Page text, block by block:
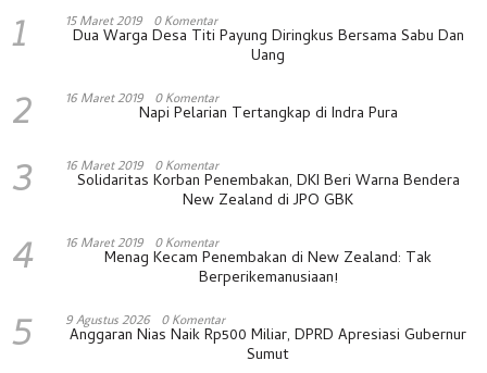
1 15 Maret 2019 0 Komentar
Dua Warga Desa Titi Payung Diringkus Bersama Sabu Dan
Uang
2 16 Maret 2019 0 Komentar
Napi Pelarian Tertangkap di Indra Pura
3 16 Maret 2019 0 Komentar
Solidaritas Korban Penembakan, DKI Beri Warna Bendera
New Zealand di JPO GBK
4 16 Maret 2019 0 Komentar
Menag Kecam Penembakan di New Zealand: Tak
Berperikemanusiaan!
5 9 Agustus 2026 0 Komentar
Anggaran Nias Naik Rp500 Miliar, DPRD Apresiasi Gubernur
Sumut